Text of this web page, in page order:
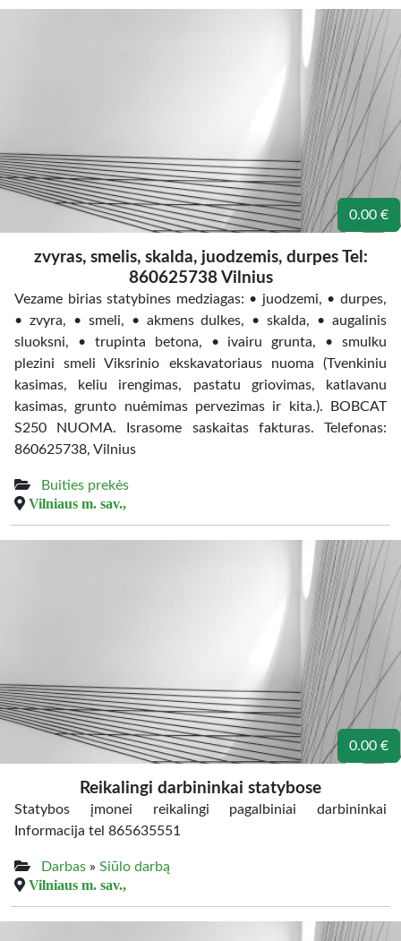
0.00 €
zvyras, smelis, skalda, juodzemis, durpes Tel:
860625738 Vilnius
Vezame birias statybines medziagas: • juodzemi, • durpes,
• zvyra, • smeli, • akmens dulkes, • skalda, • augalinis
sluoksni, • trupinta betona, • ivairu grunta, • smulku
plezini smeli Viksrinio ekskavatoriaus nuoma (Tvenkiniu
kasimas, keliu irengimas, pastatu griovimas, katlavanu
kasimas, grunto nuėmimas pervezimas ir kita.). BOBCAT
S250 NUOMA. Israsome saskaitas fakturas. Telefonas:
860625738, Vilnius
Buities prekės
Vilniaus m. sav.,
0.00 €
Reikalingi darbininkai statybose
Statybos įmonei reikalingi pagalbiniai darbininkai
Informacija tel 865635551
Darbas » Siūlo darbą
Vilniaus m. sav.,